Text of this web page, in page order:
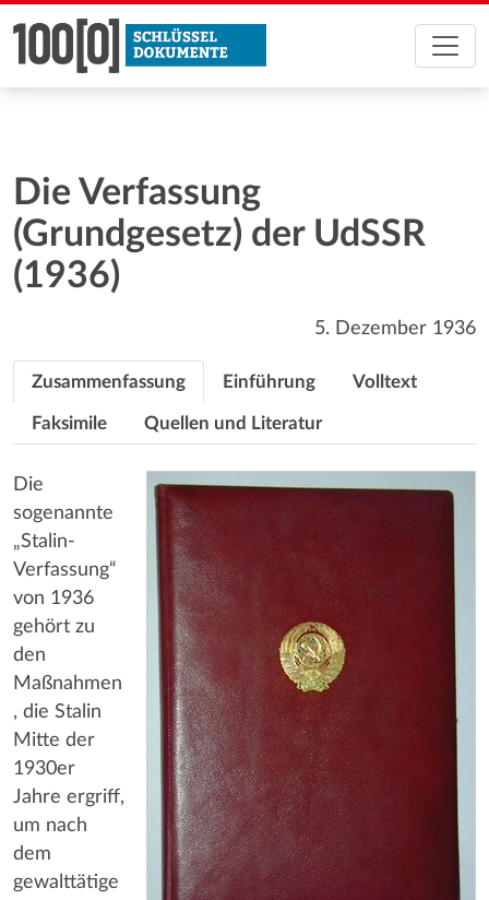
Die Verfassung
(Grundgesetz) der UdSSR
(1936)
5. Dezember 1936
Zusammenfassung Einführung Volltext
Faksimile Quellen und Literatur
Die
sogenannte
„Stalin-
Verfassung“
von 1936
gehört zu
den
Maßnahmen
, die Stalin
Mitte der
1930er
Jahre ergriff,
um nach
dem
gewalttätige